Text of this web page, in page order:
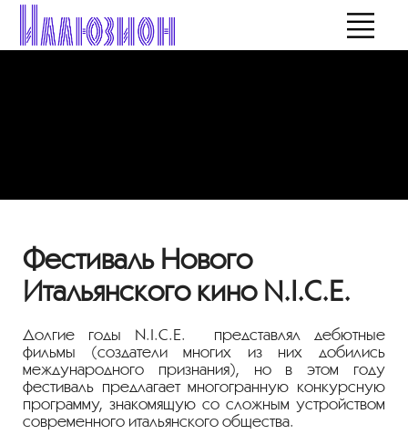
Фестиваль Нового
Итальянского кино N.I.C.E.
Долгие годы N.I.C.E. представлял дебютные
фильмы (создатели многих из них добились
международного признания), но в этом году
фестиваль предлагает многогранную конкурсную
программу, знакомящую со сложным устройством
современного итальянского общества.